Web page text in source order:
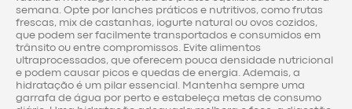
semana. Opte por lanches práticos e nutritivos, como frutas
frescas, mix de castanhas, iogurte natural ou ovos cozidos,
que podem ser facilmente transportados e consumidos em
trânsito ou entre compromissos. Evite alimentos
ultraprocessados, que oferecem pouca densidade nutricional
e podem causar picos e quedas de energia. Ademais, a
hidratação é um pilar essencial. Mantenha sempre uma
garrafa de água por perto e estabeleça metas de consumo